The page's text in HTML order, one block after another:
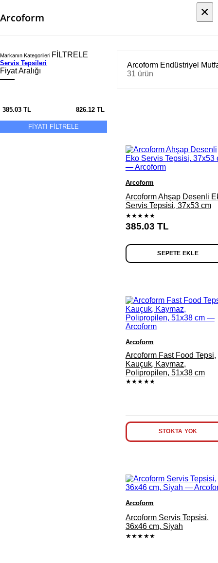
Arcoform
Markanın Kategorileri FİLTRELE
Servis Tepsileri
Fiyat Aralığı
385.03 TL 826.12 TL
FİYATI FİLTRELE
Arcoform Endüstriyel
31 ürün
Arcoform
Arcoform Ahşap Desenli
Servis Tepsisi, 37x53 cm
★★★★★
385.03 TL
SEPETE EKLE
Arcoform
Arcoform Fast Food Tepsi,
Kauçuk, Kaymaz,
Polipropilen, 51x38 cm
★★★★★
STOKTA YOK
Arcoform
Arcoform Servis Tepsisi,
36x46 cm, Siyah
★★★★★
×
×